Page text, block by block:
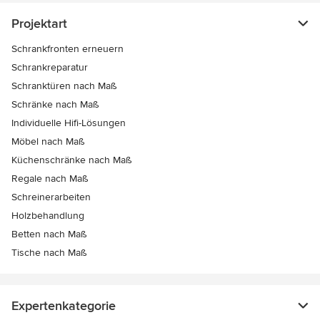
Projektart
Schrankfronten erneuern
Schrankreparatur
Schranktüren nach Maß
Schränke nach Maß
Individuelle Hifi-Lösungen
Möbel nach Maß
Küchenschränke nach Maß
Regale nach Maß
Schreinerarbeiten
Holzbehandlung
Betten nach Maß
Tische nach Maß
Expertenkategorie